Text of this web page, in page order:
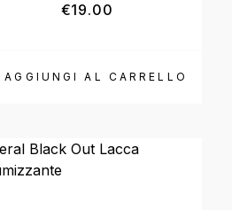
AGGIUNGI AL CARRELLO
€19.00